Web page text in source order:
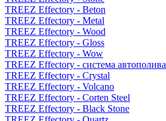
TREEZ Effectory - Beton
TREEZ Effectory - Metal
TREEZ Effectory - Wood
TREEZ Effectory - Gloss
TREEZ Effectory - Wow
TREEZ Effectory - система автополива
TREEZ Effectory - Crystal
TREEZ Effectory - Volcano
TREEZ Effectory - Corten Steel
TREEZ Effectory - Black Stone